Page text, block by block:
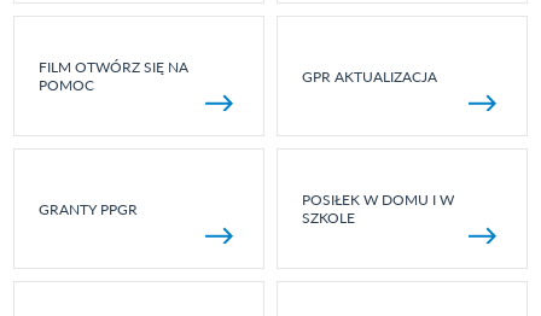
FILM OTWÓRZ SIĘ NA
POMOC
GPR AKTUALIZACJA
GRANTY PPGR
POSIŁEK W DOMU I W
SZKOLE